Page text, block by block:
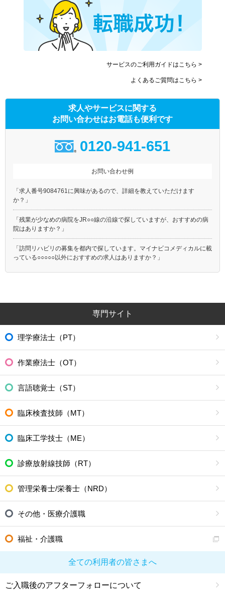
サービスのご利用ガイドはこちら >
よくあるご質問はこちら >
求人やサービスに関する
お問い合わせはお電話も便利です
0120-941-651
お問い合わせ例
「求人番号9084761に興味があるので、詳細を教えていただけます
か？」
「残業が少なめの病院をJR○○線の沿線で探していますが、おすすめの病
院はありますか？」
「訪問リハビリの募集を都内で探しています。マイナビコメディカルに載
っている○○○○○以外におすすめの求人はありますか？」
専門サイト
理学療法士（PT）
作業療法士（OT）
言語聴覚士（ST）
臨床検査技師（MT）
臨床工学技士（ME）
診療放射線技師（RT）
管理栄養士/栄養士（NRD）
その他・医療介護職
福祉・介護職
全ての利用者の皆さまへ
ご入職後のアフターフォローについて